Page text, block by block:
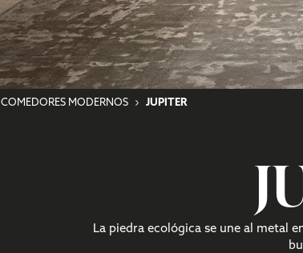
COMEDORES MODERNOS JUPITER
La piedra ecológica se une al metal